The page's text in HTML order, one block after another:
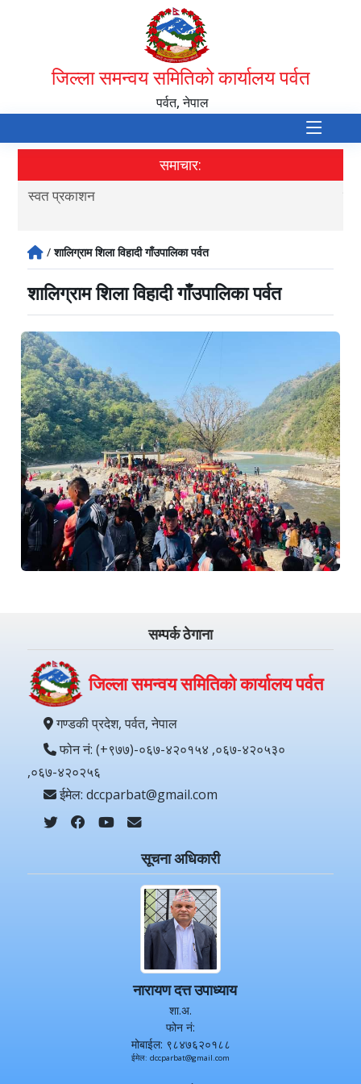
जिल्ला समन्वय समितिको कार्यालय पर्वत
पर्वत, नेपाल
समाचार:
स्वत प्रकाशन
/शालिग्राम शिला विहादी गाँउपालिका पर्वत
शालिग्राम शिला विहादी गाँउपालिका पर्वत
सम्पर्क ठेगाना
जिल्ला समन्वय समितिको कार्यालय पर्वत
गण्डकी प्रदेश, पर्वत, नेपाल
फोन नं: (+९७७)-०६७-४२०१५४ ,०६७-४२०५३०
,०६७-४२०२५६
ईमेल: dccparbat@gmail.com
सूचना अधिकारी
नारायण दत्त उपाध्याय
शा.अ.
फोन नं:
मोबाईल: ९८४७६२०१८८
ईमेल: dccparbat@gmail.com